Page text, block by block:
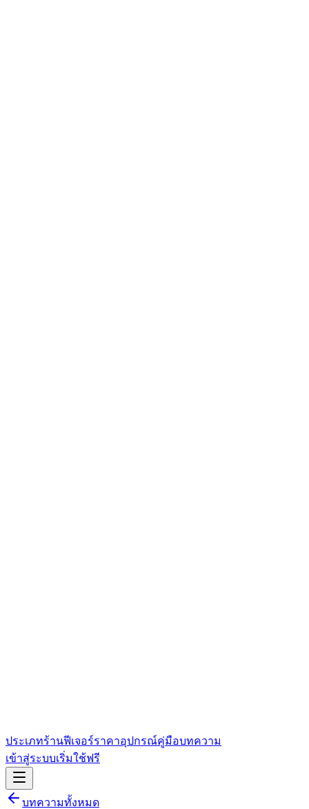
ประเภทร้านฟีเจอร์ราคาอุปกรณ์คู่มือบทความ
เข้าสู่ระบบเริ่มใช้ฟรี
บทความทั้งหมด